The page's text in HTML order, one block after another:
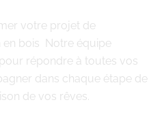
votre projet de
en bois Notre équipe
répondre à toutes vos
dans chaque étape de
de vos rêves.